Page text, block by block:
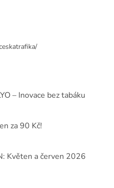
– Inovace bez tabáku
za 90 Kč!
Květen a červen 2026